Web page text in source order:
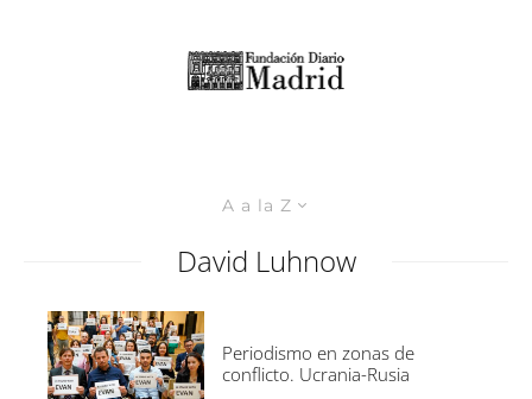
A a la Z
David Luhnow
Periodismo en zonas de
conflicto. Ucrania-Rusia